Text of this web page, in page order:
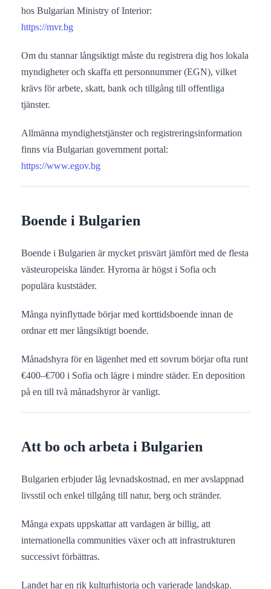
hos Bulgarian Ministry of Interior:
https://mvr.bg
Om du stannar långsiktigt måste du registrera dig hos lokala
myndigheter och skaffa ett personnummer (EGN), vilket
krävs för arbete, skatt, bank och tillgång till offentliga
tjänster.
Allmänna myndighetstjänster och registreringsinformation
finns via Bulgarian government portal:
https://www.egov.bg
Boende i Bulgarien
Boende i Bulgarien är mycket prisvärt jämfört med de flesta
västeuropeiska länder. Hyrorna är högst i Sofia och
populära kuststäder.
Många nyinflyttade börjar med korttidsboende innan de
ordnar ett mer långsiktigt boende.
Månadshyra för en lägenhet med ett sovrum börjar ofta runt
€400–€700 i Sofia och lägre i mindre städer. En deposition
på en till två månadshyror är vanligt.
Att bo och arbeta i Bulgarien
Bulgarien erbjuder låg levnadskostnad, en mer avslappnad
livsstil och enkel tillgång till natur, berg och stränder.
Många expats uppskattar att vardagen är billig, att
internationella communities växer och att infrastrukturen
successivt förbättras.
Landet har en rik kulturhistoria och varierade landskap.